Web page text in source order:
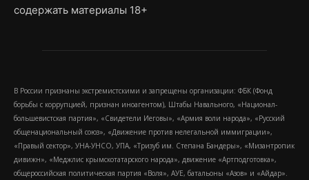
содержать материалы 18+
В России признаны экстремистскими и запрещены организации: ФБК (Фонд
борьбы с коррупцией, признан иноагентом), Штабы Навального, «Национал-
большевистская партия», «Свидетели Иеговы», «Армия воли народа», «Русский
общенациональный союз», «Движение против нелегальной иммиграции»,
«Правый сектор», УНА-УНСО, УПА, «Тризуб им. Степана Бандеры», «Мизантропик
дивижн», «Меджлис крымскотатарского народа», движение «Артподготовка»,
общероссийская политическая партия «Воля», АУЕ, батальоны «Азов» и «Айдар».